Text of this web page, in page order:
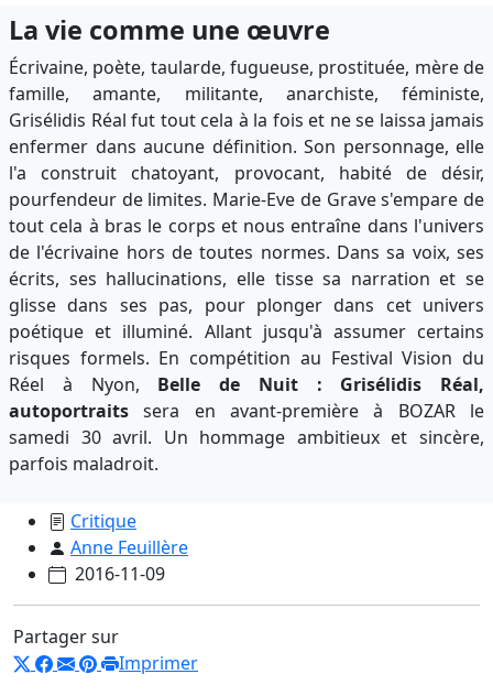
La vie comme une œuvre
Écrivaine, poète, taularde, fugueuse, prostituée, mère de
famille, amante, militante, anarchiste, féministe,
Grisélidis Réal fut tout cela à la fois et ne se laissa jamais
enfermer dans aucune définition. Son personnage, elle
l'a construit chatoyant, provocant, habité de désir,
pourfendeur de limites. Marie-Eve de Grave s'empare de
tout cela à bras le corps et nous entraîne dans l'univers
de l'écrivaine hors de toutes normes. Dans sa voix, ses
écrits, ses hallucinations, elle tisse sa narration et se
glisse dans ses pas, pour plonger dans cet univers
poétique et illuminé. Allant jusqu'à assumer certains
risques formels. En compétition au Festival Vision du
Réel à Nyon, Belle de Nuit : Grisélidis Réal,
autoportraits sera en avant-première à BOZAR le
samedi 30 avril. Un hommage ambitieux et sincère,
parfois maladroit.
Critique
Anne Feuillère
2016-11-09
Partager sur
Imprimer